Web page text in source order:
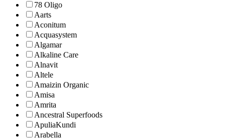
78 Oligo
Aarts
Aconitum
Acquasystem
Algamar
Alkaline Care
Alnavit
Altele
Amaizin Organic
Amisa
Amrita
Ancestral Superfoods
ApuliaKundi
Arabella